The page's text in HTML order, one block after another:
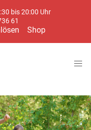
bis 20:00 Uhr
61
Shop